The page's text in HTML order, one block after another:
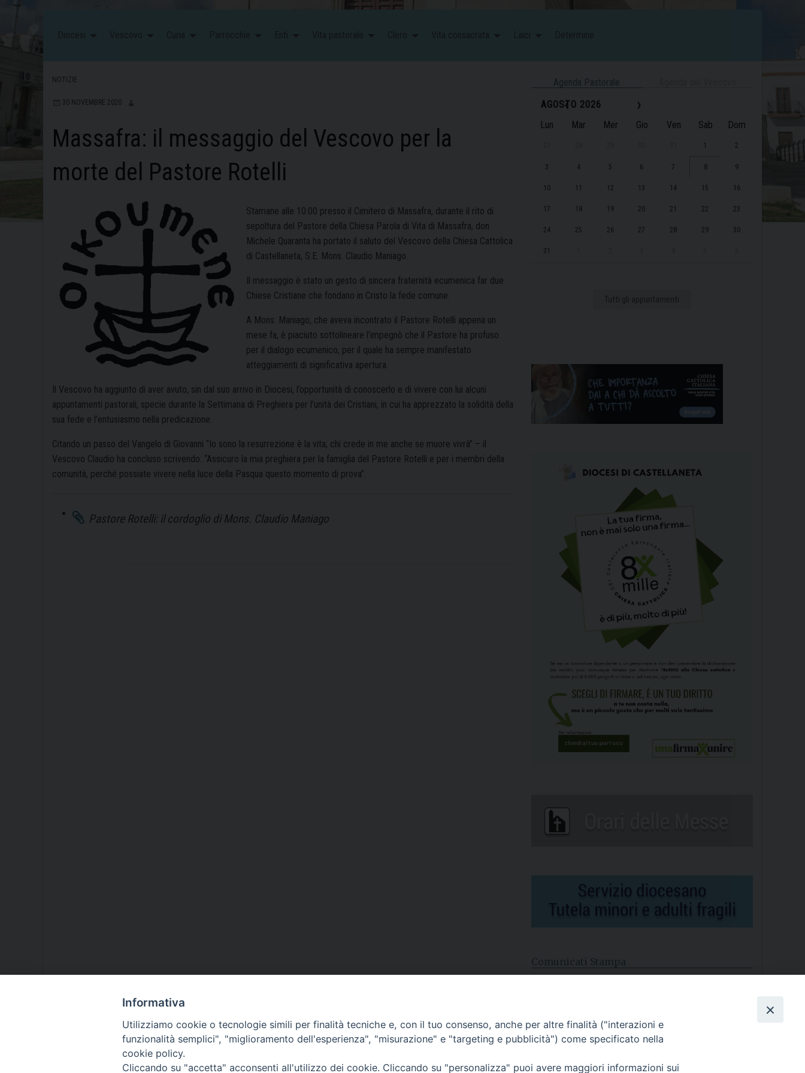
NOTIZIE
30 NOVEMBRE 2020
Massafra: il messaggio del Vescovo per la
morte del Pastore Rotelli
Stamane alle 10:00 presso il Cimitero di Massafra, durante il rito di
sepoltura del Pastore della Chiesa Parola di Vita di Massafra, don
Michele Quaranta ha portato il saluto del Vescovo della Chiesa Cattolica
di Castellaneta, S.E. Mons. Claudio Maniago.
Il messaggio è stato un gesto di sincera fraternità ecumenica far due
Chiese Cristiane che fondano in Cristo la fede comune.
A Mons. Maniago, che aveva incontrato il Pastore Rotelli appena un
mese fa, è piaciuto sottolineare l’impegnò che il Pastore ha profuso
per il dialogo ecumenico, per il quale ha sempre manifestato
atteggiamenti di significativa apertura.
Il Vescovo ha aggiunto di aver avuto, sin dal suo arrivo in Diocesi, l’opportunità di conoscerlo e di vivere con lui alcuni
appuntamenti pastorali, specie durante la Settimana di Preghiera per l’unità dei Cristiani, in cui ha apprezzato la solidità della
sua fede e l’entusiasmo nella predicazione.
Citando un passo del Vangelo di Giovanni “Io sono la resurrezione è la vita; chi crede in me anche se muore vivrà” – il
Vescovo Claudio ha concluso scrivendo: “Assicuro la mia preghiera per la famiglia del Pastore Rotelli e per i membri della
comunità, perché possiate vivere nella luce della Pasqua questo momento di prova”.
Pastore Rotelli: il cordoglio di Mons. Claudio Maniago
Agenda Pastorale
‹
AGOSTO 2026 ›
Lun Mar Mer Gio Ven Sab Dom
1 2
3 4 5 6 7 8 9
10 11 12 13 14 15 16
17 18 19 20 21 22 23
24 25 26 27 28 29 30
31
Comunicati Stampa
Nasce la Consulta Diocesana delle Aggregazioni Laicali di
Castellaneta
Archivio comunicati stampa
Informativa
Utilizziamo cookie o tecnologie simili per finalità tecniche e, con il tuo consenso, anche per altre finalità ("interazioni e
funzionalità semplici", "miglioramento dell'esperienza", "misurazione" e "targeting e pubblicità") come specificato nella
cookie policy.
Cliccando su "accetta" acconsenti all'utilizzo dei cookie. Cliccando su "personalizza" puoi avere maggiori informazioni sui